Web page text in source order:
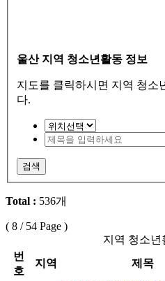
울산 지역 청소년활동 정보
지도를 클릭하시면 지역 청소
다.
검색
Total : 536개
( 8 / 54 Page )
지역 청소년
번
호
지역 제목